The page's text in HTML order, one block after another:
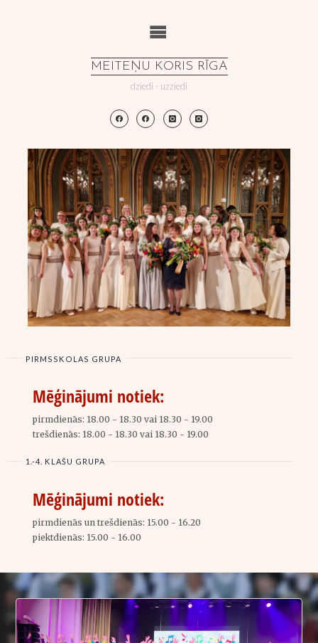
MEITEŅU KORIS RĪGA
dziedi - uzziedi
PIRMSSKOLAS GRUPA
Mēģinājumi notiek:
pirmdienās: 18.00 - 18.30 vai 18.30 - 19.00
trešdienās: 18.00 - 18.30 vai 18.30 - 19.00
1.-4. KLAŠU GRUPA
Mēģinājumi notiek:
pirmdienās un trešdienās: 15.00 - 16.20
piektdienās: 15.00 - 16.00